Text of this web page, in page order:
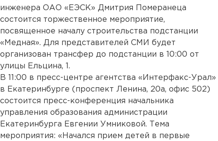
инженера ОАО «ЕЭСК» Дмитрия Померанеца
состоится торжественное мероприятие,
посвященное началу строительства подстанции
«Медная». Для представителей СМИ будет
организован трансфер до подстанции в 10:00 от
улицы Ельцина, 1.
В 11:00 в пресс-центре агентства «Интерфакс-Урал»
в Екатеринбурге (проспект Ленина, 20а, офис 502)
состоится пресс-конференция начальника
управления образования администрации
Екатеринбурга Евгении Умниковой. Тема
мероприятия: «Начался прием детей в первые